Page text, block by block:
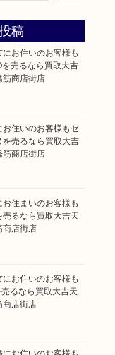
稿
にお住いのお客様も
を売るなら買取大吉
筋商店街店
お住いのお客様もセ
を売るなら買取大吉
筋商店街店
お住まいのお客様も
売るなら買取大吉天
商店街店
にお住いのお客様も
るなら買取大吉天
商店街店